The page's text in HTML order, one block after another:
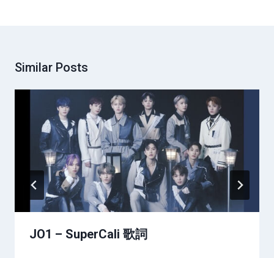
Similar Posts
JO1 – SuperCali 歌詞